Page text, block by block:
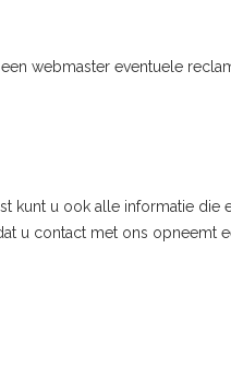
webmaster eventuele
kunt u ook alle informatie die
u contact met ons opneemt